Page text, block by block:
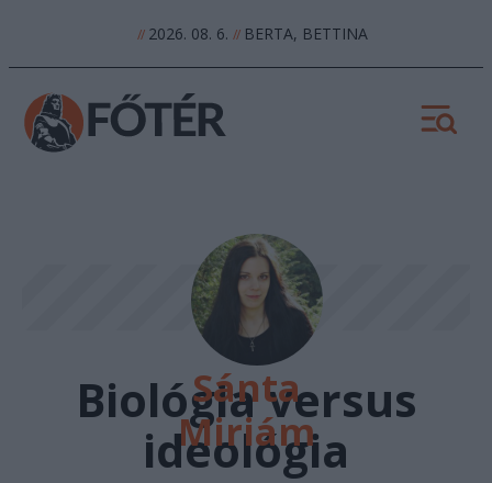
//2026. 08. 6. //BERTA, BETTINA
Sánta
Miriám
Biológia versus
ideológia